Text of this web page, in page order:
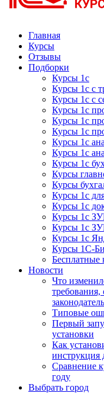
Курсы 1С
Курсы 1С официальная
Главная
Курсы
Отзывы
Подборки
Курсы 1с
Курсы 1с с
Курсы 1с с
Курсы 1с
Курсы 1с
Курсы 1с
Курсы 1с
Курсы 1с
Курсы 1с
Курсы
Курсы
Курсы 1с
Курсы 1с
Курсы 1с
Курсы 1с
Курсы 1с
Курсы 1С-
Бесплатные
Новости
Что
Типовые
Первый
установки
Как
Сравнение
году
Выбрать город